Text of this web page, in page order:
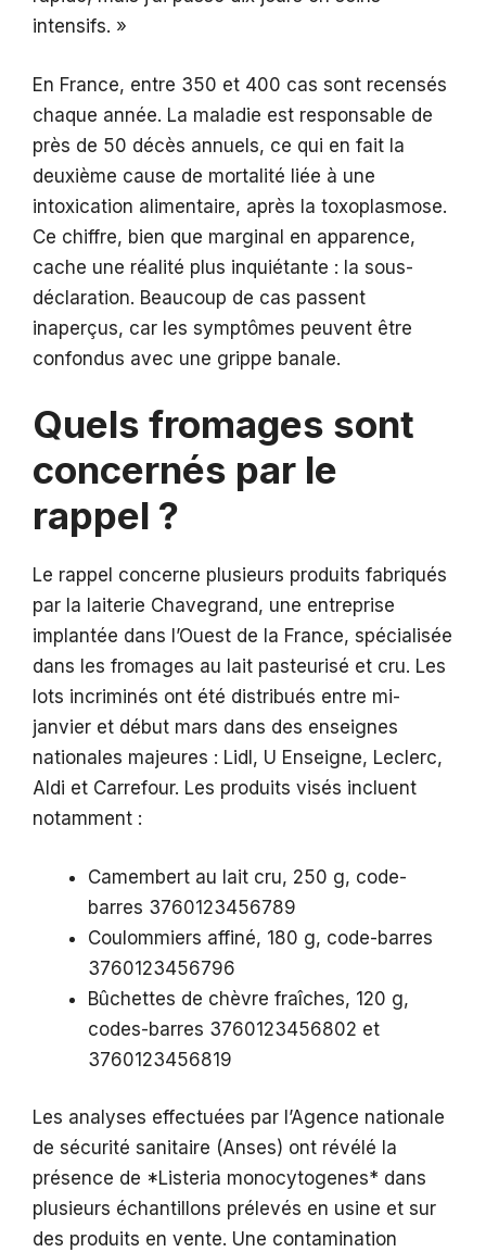
intensifs. »
En France, entre 350 et 400 cas sont recensés
chaque année. La maladie est responsable de
près de 50 décès annuels, ce qui en fait la
deuxième cause de mortalité liée à une
intoxication alimentaire, après la toxoplasmose.
Ce chiffre, bien que marginal en apparence,
cache une réalité plus inquiétante : la sous-
déclaration. Beaucoup de cas passent
inaperçus, car les symptômes peuvent être
confondus avec une grippe banale.
Quels fromages sont
concernés par le
rappel ?
Le rappel concerne plusieurs produits fabriqués
par la laiterie Chavegrand, une entreprise
implantée dans l’Ouest de la France, spécialisée
dans les fromages au lait pasteurisé et cru. Les
lots incriminés ont été distribués entre mi-
janvier et début mars dans des enseignes
nationales majeures : Lidl, U Enseigne, Leclerc,
Aldi et Carrefour. Les produits visés incluent
notamment :
Camembert au lait cru, 250 g, code-
barres 3760123456789
Coulommiers affiné, 180 g, code-barres
3760123456796
Bûchettes de chèvre fraîches, 120 g,
codes-barres 3760123456802 et
3760123456819
Les analyses effectuées par l’Agence nationale
de sécurité sanitaire (Anses) ont révélé la
présence de *Listeria monocytogenes* dans
plusieurs échantillons prélevés en usine et sur
des produits en vente. Une contamination